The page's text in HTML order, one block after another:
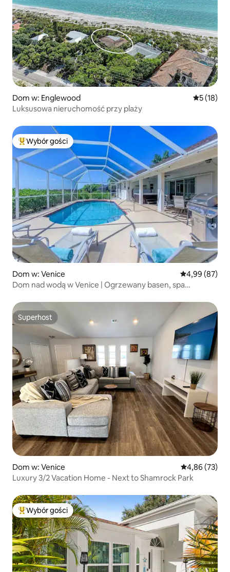
Dom w: Englewood Średnia
5 (18)
Luksusowa nieruchomość przy plaży
Najpopularniejsze z kategorii Wybór gości
Wybór gości
Dom w: Venice Średnia
4,99 (87)
Dom nad wodą w Venice | Ogrzewany basen, spa
Superhost
Superhost
Dom w: Venice Średnia
4,86 (73)
Luxury 3/2 Vacation Home - Next to Shamrock Park
Najpopularniejsze z kategorii Wybór gości
Wybór gości